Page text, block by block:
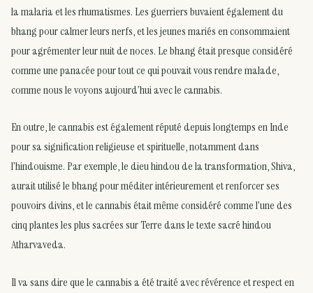
la malaria et les rhumatismes. Les guerriers buvaient également du
bhang pour calmer leurs nerfs, et les jeunes mariés en consommaient
pour agrémenter leur nuit de noces. Le bhang était presque considéré
comme une panacée pour tout ce qui pouvait vous rendre malade,
comme nous le voyons aujourd’hui avec le cannabis.
En outre, le cannabis est également réputé depuis longtemps en Inde
pour sa signification religieuse et spirituelle, notamment dans
l’hindouisme. Par exemple, le dieu hindou de la transformation, Shiva,
aurait utilisé le bhang pour méditer intérieurement et renforcer ses
pouvoirs divins, et le cannabis était même considéré comme l’une des
cinq plantes les plus sacrées sur Terre dans le texte sacré hindou
Atharvaveda.
Il va sans dire que le cannabis a été traité avec révérence et respect en